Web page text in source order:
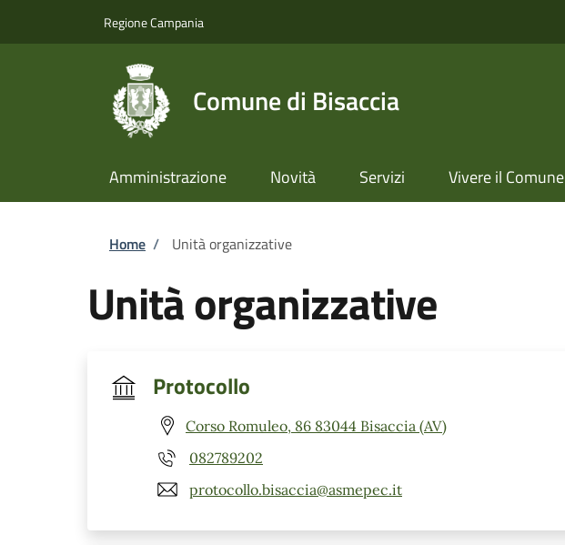
Regione Campania
Comune di Bisaccia
Amministrazione Novità Servizi Vivere il Comune
Briciole di pane
Home / Unità organizzative
Unità organizzative
Protocollo
Corso Romuleo, 86 83044 Bisaccia (AV)
082789202
protocollo.bisaccia@asmepec.it